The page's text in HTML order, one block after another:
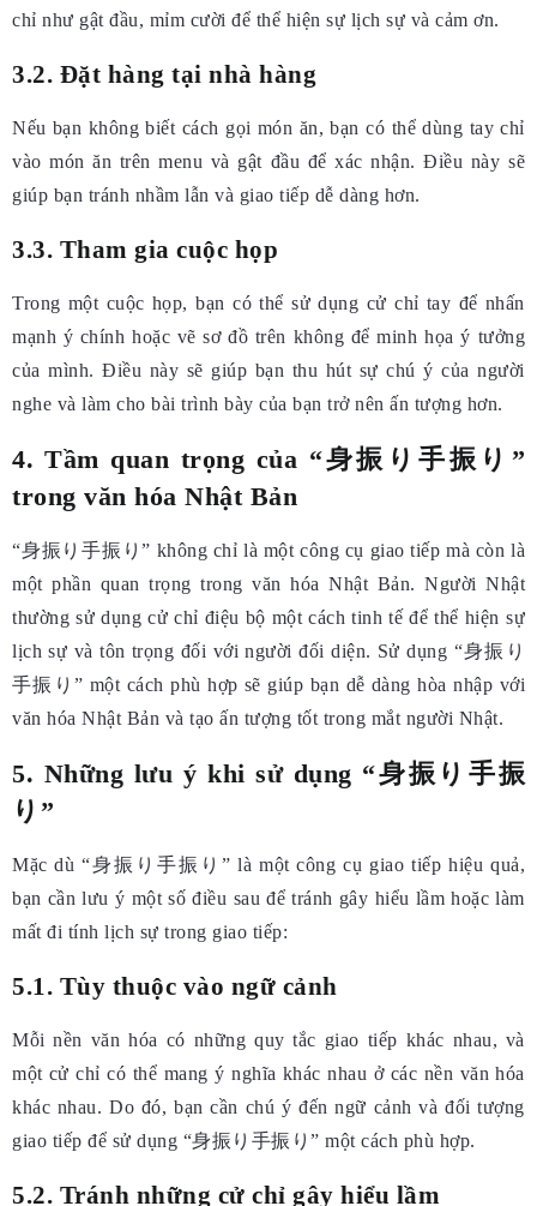
chỉ như gật đầu, mỉm cười để thể hiện sự lịch sự và cảm ơn.
3.2. Đặt hàng tại nhà hàng
Nếu bạn không biết cách gọi món ăn, bạn có thể dùng tay chỉ
vào món ăn trên menu và gật đầu để xác nhận. Điều này sẽ
giúp bạn tránh nhầm lẫn và giao tiếp dễ dàng hơn.
3.3. Tham gia cuộc họp
Trong một cuộc họp, bạn có thể sử dụng cử chỉ tay để nhấn
mạnh ý chính hoặc vẽ sơ đồ trên không để minh họa ý tưởng
của mình. Điều này sẽ giúp bạn thu hút sự chú ý của người
nghe và làm cho bài trình bày của bạn trở nên ấn tượng hơn.
4. Tầm quan trọng của “身振り手振り”
trong văn hóa Nhật Bản
“身振り手振り” không chỉ là một công cụ giao tiếp mà còn là
một phần quan trọng trong văn hóa Nhật Bản. Người Nhật
thường sử dụng cử chỉ điệu bộ một cách tinh tế để thể hiện sự
lịch sự và tôn trọng đối với người đối diện. Sử dụng “身振り
手振り” một cách phù hợp sẽ giúp bạn dễ dàng hòa nhập với
văn hóa Nhật Bản và tạo ấn tượng tốt trong mắt người Nhật.
5. Những lưu ý khi sử dụng “身振り手振
り”
Mặc dù “身振り手振り” là một công cụ giao tiếp hiệu quả,
bạn cần lưu ý một số điều sau để tránh gây hiểu lầm hoặc làm
mất đi tính lịch sự trong giao tiếp:
5.1. Tùy thuộc vào ngữ cảnh
Mỗi nền văn hóa có những quy tắc giao tiếp khác nhau, và
một cử chỉ có thể mang ý nghĩa khác nhau ở các nền văn hóa
khác nhau. Do đó, bạn cần chú ý đến ngữ cảnh và đối tượng
giao tiếp để sử dụng “身振り手振り” một cách phù hợp.
5.2. Tránh những cử chỉ gây hiểu lầm